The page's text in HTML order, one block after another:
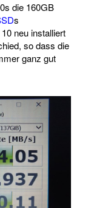
die 160GB
s
neu installiert
so dass die
ganz gut